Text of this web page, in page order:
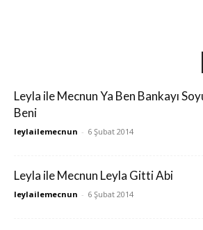
Leyla ile Mecnun Ya Ben Bankayı
Beni
leylailemecnun - 6 Şubat 2014
Leyla ile Mecnun Leyla Gitti Abi
leylailemecnun - 6 Şubat 2014